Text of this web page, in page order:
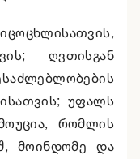
ღვთისგან
უფალს
რომლის
მოინდომე და